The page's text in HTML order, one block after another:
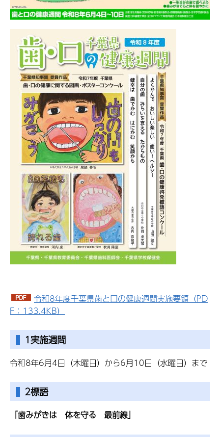
令和8年度千葉県歯と口の健康週間実施要領（PD
F：133.4KB）
1実施週間
令和8年6月4日（木曜日）から6月10日（水曜日）まで
2標語
「歯みがきは 体を守る 最前線」